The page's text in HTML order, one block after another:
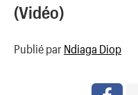
(Vidéo)
Publié par Ndiaga Diop